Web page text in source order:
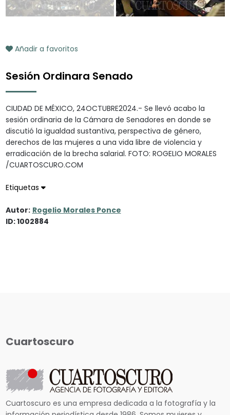
Añadir a favoritos
Sesión Ordinara Senado
CIUDAD DE MÉXICO, 24OCTUBRE2024.- Se llevó acabo la
sesión ordinaria de la Cámara de Senadores en donde se
discutió la igualdad sustantiva, perspectiva de género,
derechos de las mujeres a una vida libre de violencia y
erradicación de la brecha salarial. FOTO: ROGELIO MORALES
/CUARTOSCURO.COM
Etiquetas
Autor: Rogelio Morales Ponce
ID: 1002884
Cuartoscuro
Cuartoscuro es una empresa dedicada a la fotografía y la